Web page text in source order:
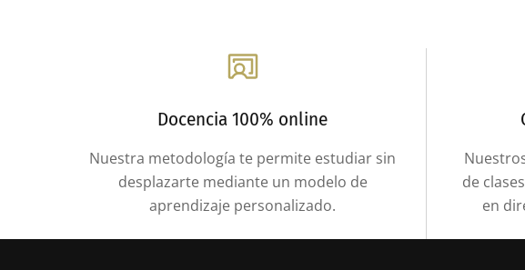
Docencia 100% online
Nuestra metodología te permite estudiar sin
desplazarte mediante un modelo de
aprendizaje personalizado.
de
en